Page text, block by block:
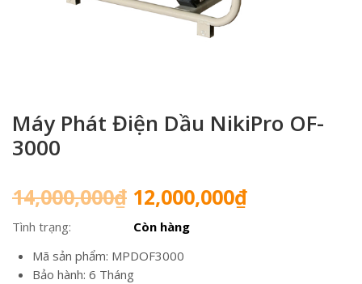
Máy Phát Điện Dầu NikiPro OF-
3000
14,000,000₫ Giá
gốc
là:
14,000,000₫.
12,000,000₫Giá
Tình trạng:
Còn hàng
Mã sản phẩm: MPDOF3000
Bảo hành: 6 Tháng